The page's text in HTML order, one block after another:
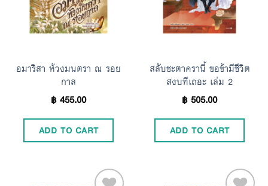
อมาริสา ห้วงมนตรา ณ รอย
กาล
฿455.00
ADD TO CART
สลับชะตาครานี้ ขอข้ามีชีวิต
สงบทีเถอะ เล่ม 2
฿505.00
ADD TO CART